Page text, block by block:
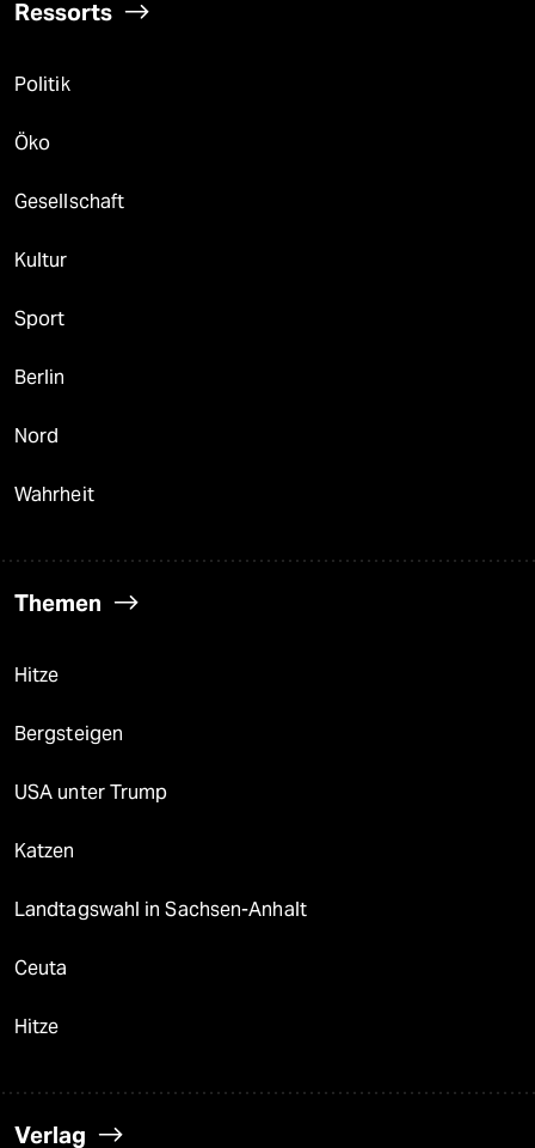
Ressorts
Politik
Öko
Gesellschaft
Kultur
Sport
Berlin
Nord
Wahrheit
Themen
Hitze
Bergsteigen
USA unter Trump
Katzen
Landtagswahl in Sachsen-Anhalt
Ceuta
Hitze
Verlag